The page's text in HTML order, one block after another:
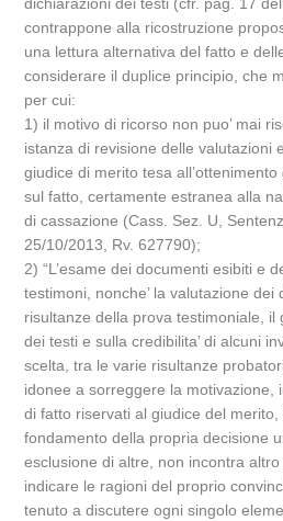
dichiarazioni dei testi (cfr. pag. 17
contrappone alla ricostruzione
una lettura alternativa del fatto e
considerare il duplice principio, che
per cui:
1) il motivo di ricorso non puo’ mai
istanza di revisione delle valutazioni
giudice di merito tesa
sul fatto, certamente estranea alla
di cassazione (Cass. Sez. U,
25/10/2013, Rv. 627790);
2) “L’esame dei documenti esibiti e
testimoni, nonche’ la valutazione dei
risultanze della prova testimoniale, il
dei testi e sulla credibilita’ di alcuni
scelta, tra le varie risultanze
idonee a sorreggere la motivazione,
di fatto riservati al giudice del
fondamento della propria decisione
esclusione di altre, non incontra
indicare le ragioni del proprio
tenuto a discutere ogni singolo